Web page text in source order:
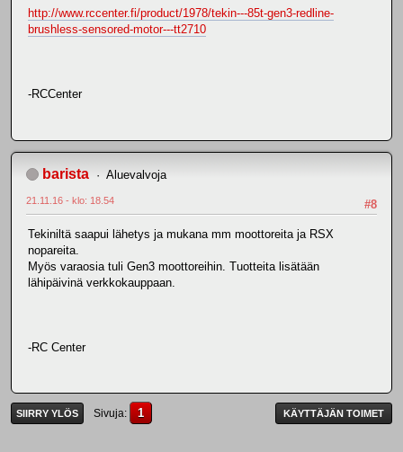
http://www.rccenter.fi/product/1978/tekin---85t-gen3-redline-
brushless-sensored-motor---tt2710
-RCCenter
barista Aluevalvoja
#8
21.11.16 - klo: 18.54
Tekiniltä saapui lähetys ja mukana mm moottoreita ja RSX
nopareita.
Myös varaosia tuli Gen3 moottoreihin. Tuotteita lisätään
lähipäivinä verkkokauppaan.
-RC Center
SIIRRY YLÖS Sivuja 1 KÄYTTÄJÄN TOIMET